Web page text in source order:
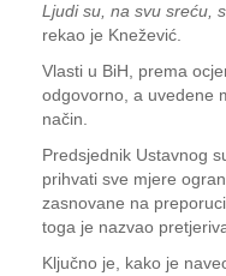
Ljudi su, na svu sreću,
rekao je Knežević.
Vlasti u BiH, prema
odgovorno, a uvedene
način.
Predsjednik Ustavnog
prihvati sve mjere
zasnovane na
toga je nazvao
Ključno je, kako je